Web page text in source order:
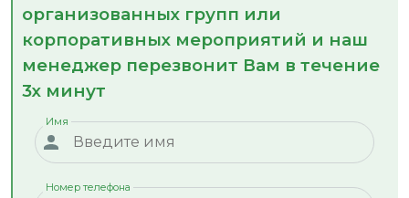
организованных групп или
корпоративных мероприятий и наш
менеджер перезвонит Вам в течение
3х минут
Имя
Номер телефона